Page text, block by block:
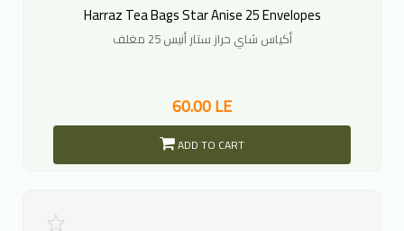
Harraz Tea Bags Star Anise 25 Envelopes
أكياس شاي حراز ستار أنيس 25 مغلف
60.00 LE
ADD TO CART